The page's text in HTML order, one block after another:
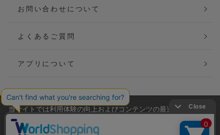
お問い合わせについて
よくあるご質問
アプリについて
会社概要
ご利用規約
当サイトでは利用体験の向上およびコンテンツの最適な提供、ト
ラフィックの分析を目的としてCookieを使用しています。
サイトの閲覧を継続された場合、Cookieの利用に同意したことも